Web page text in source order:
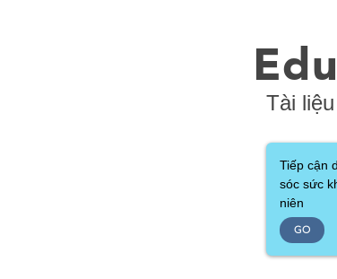
Tài
Tiếp cận
sóc sức
niên
GO